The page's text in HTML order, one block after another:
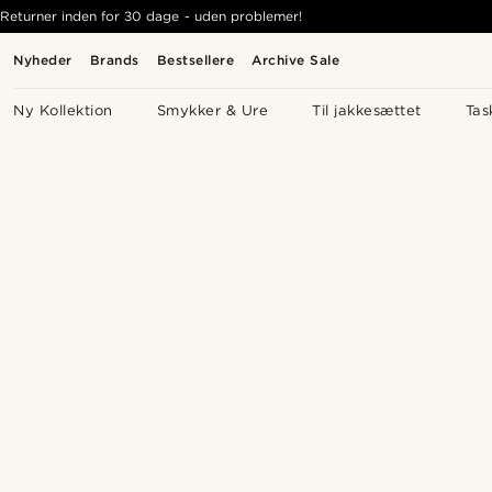
Nyheder Brands Bestsellere Archive Sale
Ny Kollektion Smykker & Ure Til jakkesættet
Returner inden for 30 dage - uden problemer!